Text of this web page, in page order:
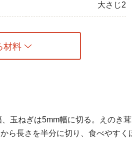
大さじ2
材料
玉ねぎは5mm幅に切る。えのき
ら長さを半分に切り、食べやすく